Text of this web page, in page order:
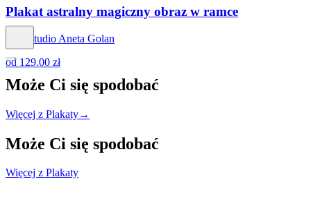
Plakat astralny magiczny obraz w ramce
Hog Studio Aneta Golan
od 129.00 zł
Może Ci się spodobać
Więcej z Plakaty→
Może Ci się spodobać
Więcej z Plakaty